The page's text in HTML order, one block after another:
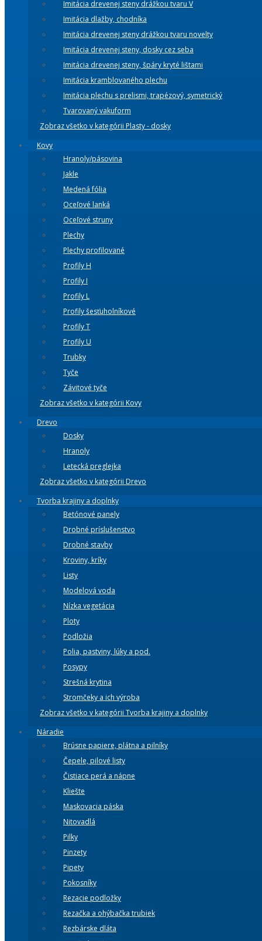
Imitácia drevenej steny drážkou tvaru V
Imitácia dlažby, chodníka
Imitácia drevenej steny drážkou tvaru novelty
Imitácia drevenej steny, dosky cez seba
Imitácia drevenej steny, špáry kryté lištami
Imitácia kramblovaného plechu
Imitácia plechu s prelismi, trapézový, symetrický
Tvarovaný vakuform
Zobraz všetko v kategórii Plasty - dosky
Kovy
Hranoly/pásovina
Jakle
Medená fólia
Oceľové lanká
Oceľové struny
Plechy
Plechy profilované
Profily H
Profily I
Profily L
Profily šesťuholníkové
Profily T
Profily U
Trubky
Tyče
Závitové tyče
Zobraz všetko v kategórii Kovy
Drevo
Dosky
Hranoly
Letecká preglejka
Zobraz všetko v kategórii Drevo
Tvorba krajiny a doplnky
Betónové panely
Drobné príslušenstvo
Drobné stavby
Kroviny, kríky
Listy
Modelová voda
Nízka vegetácia
Ploty
Podložia
Polia, pastviny, lúky a pod.
Posypy
Strešná krytina
Stromčeky a ich výroba
Zobraz všetko v kategórii Tvorba krajiny a doplnky
Náradie
Brúsne papiere, plátna a pilníky
Čepele, pilové listy
Čistiace perá a nápne
Kliešte
Maskovacia páska
Nitovadlá
Pilky
Pinzety
Pipety
Pokosníky
Rezacie podložky
Rezačka a ohýbačka trubiek
Rezbárske dláta